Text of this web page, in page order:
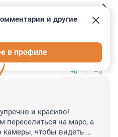
+0 –0
и другие
в профиле
и красиво!
переселиться на марс, а
камеры, чтобы видеть